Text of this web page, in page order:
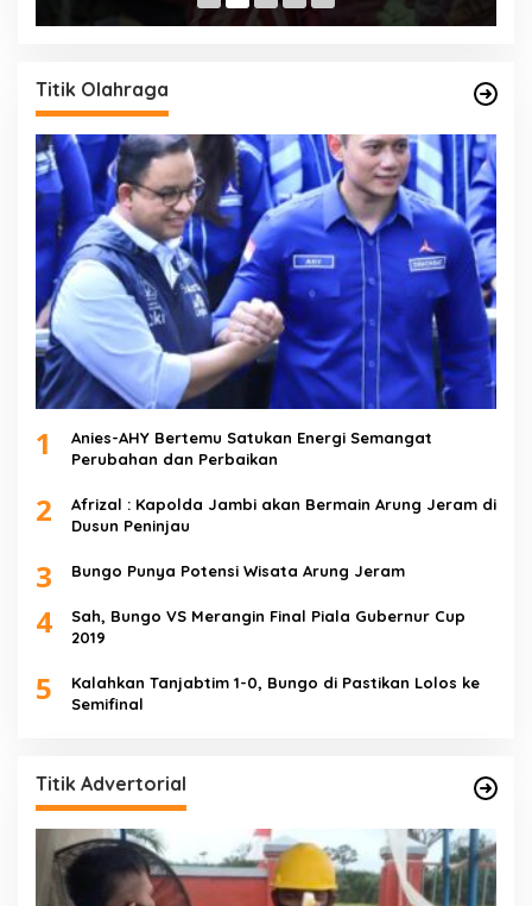
Titik Olahraga
1
Anies-AHY Bertemu Satukan Energi Semangat
Perubahan dan Perbaikan
2
Afrizal : Kapolda Jambi akan Bermain Arung Jeram di
Dusun Peninjau
3 Bungo Punya Potensi Wisata Arung Jeram
4
Sah, Bungo VS Merangin Final Piala Gubernur Cup
2019
5
Kalahkan Tanjabtim 1-0, Bungo di Pastikan Lolos ke
Semifinal
Titik Advertorial